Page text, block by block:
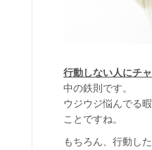
行動しない人にチ
中の鉄則です。
ウジウジ悩んでる
ことですね。
もちろん、行動し